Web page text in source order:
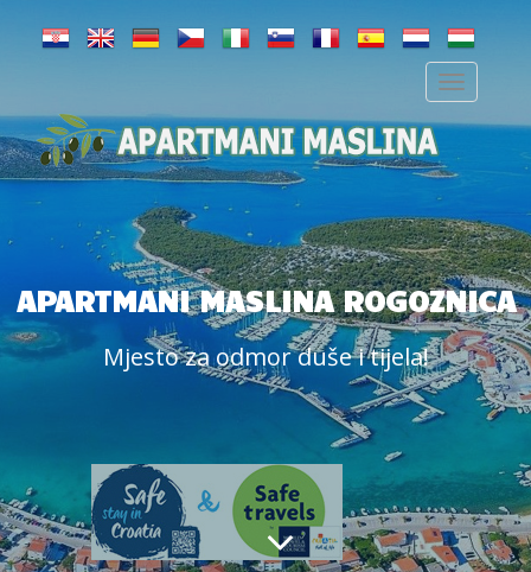
APARTMANI MASLINA ROGOZNICA
Mjesto za odmor duše i tijela!